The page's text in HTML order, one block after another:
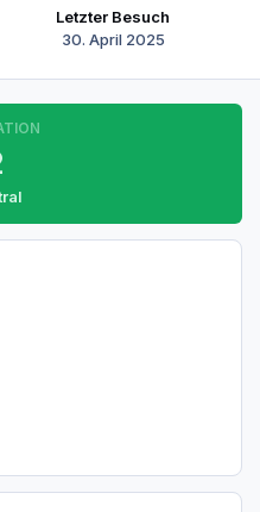
Letzter Besuch
30. April 2025